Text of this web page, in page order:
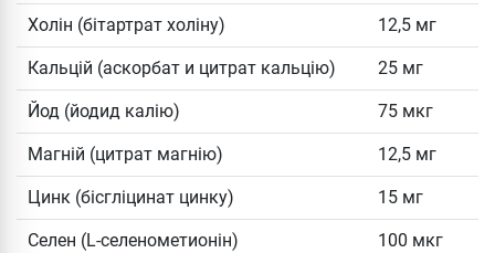
Холін (бітартрат холіну) 12,5 мг
Кальцій (аскорбат и цитрат кальцію) 25 мг
Йод (йодид калію) 75 мкг
Магній (цитрат магнію) 12,5 мг
Цинк (бісгліцинат цинку) 15 мг
Селен (L-селенометионін) 100 мкг